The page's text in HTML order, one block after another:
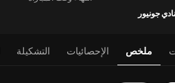
نادي جونيور
ملخص الإحصائيات التشكيلة